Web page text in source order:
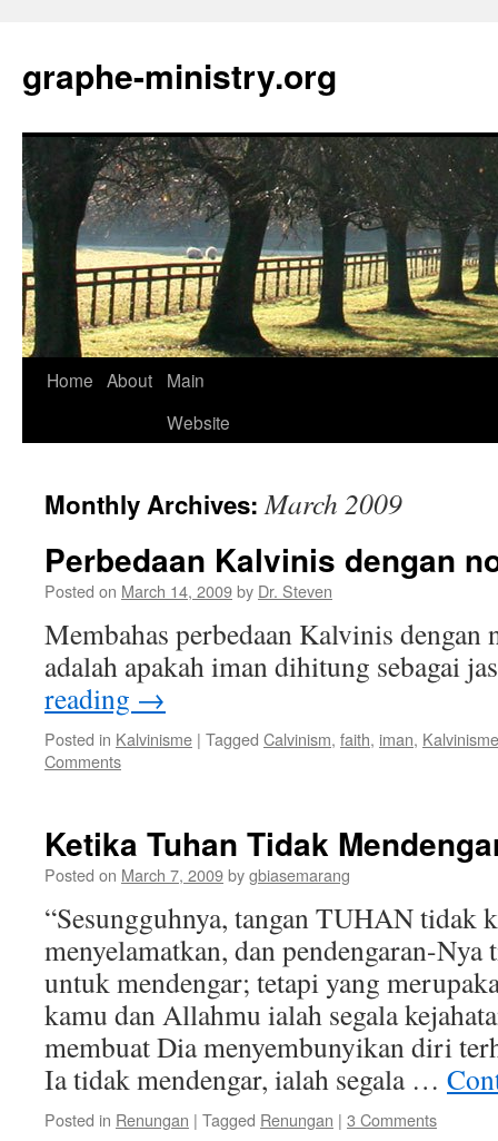
content
graphe-ministry.org
Home About
Main
Website
Monthly Archives:March 2009
Perbedaan Kalvinis dengan
Posted on March 14, 2009by Dr. Steven
Membahas perbedaan Kalvinis
adalah apakah iman dihitung sebagai
reading →
Posted in Kalvinisme | Tagged Calvinism, faith, iman, Kalvinisme
Comments
Ketika Tuhan Tidak
Posted on March 7, 2009bygbiasemarang
“Sesungguhnya, tangan TUHAN tidak
menyelamatkan, dan pendengaran-
untuk mendengar; tetapi yang
kamu dan Allahmu ialah segala
membuat Dia menyembunyikan diri
Ia tidak mendengar, ialah segala …
Posted in Renungan | Tagged Renungan | 3 Comments